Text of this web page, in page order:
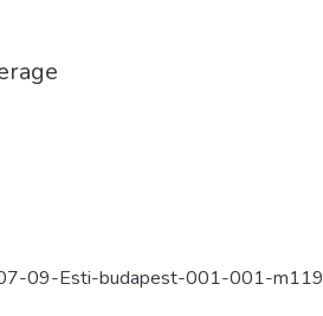
09-Esti-budapest-001-001-m119